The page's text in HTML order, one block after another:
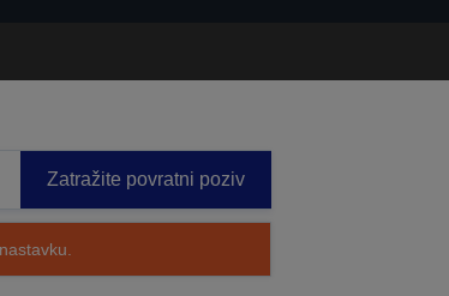
Zatražite povratni poziv